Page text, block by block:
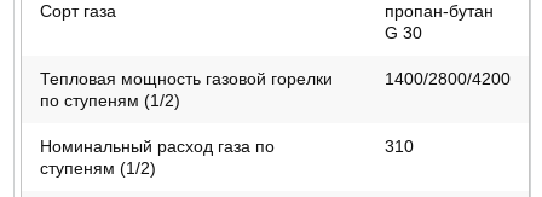
Сорт газа
пропан-бутан
G 30
Тепловая мощность газовой горелки
по ступеням (1/2)
1400/2800/4200
Номинальный расход газа по
ступеням (1/2)
310